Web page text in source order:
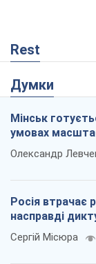
Rest
Думки
Мінськ
умовах
Олександр
Росія втрачає
насправді
Сергій Місюра